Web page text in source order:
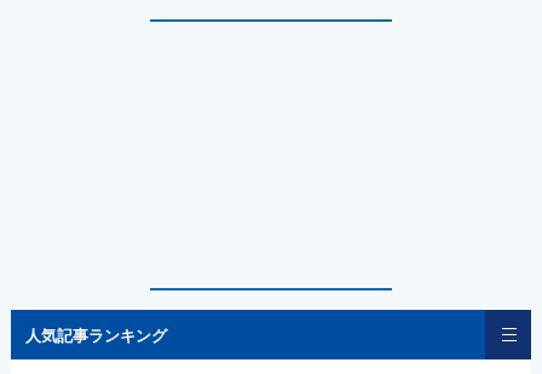
人気記事ランキング